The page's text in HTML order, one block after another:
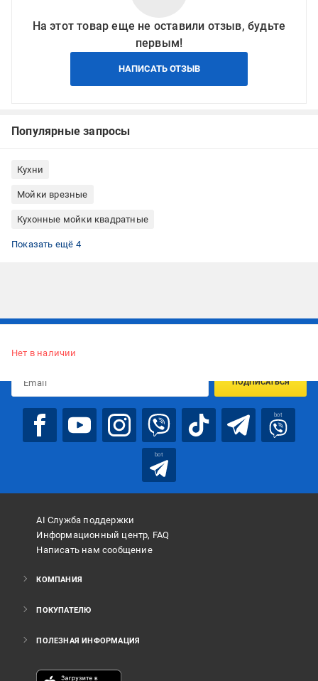
На этот товар еще не оставили отзыв, будьте
первым!
НАПИСАТЬ ОТЗЫВ
Популярные запросы
Кухни
Мойки врезные
Кухонные мойки квадратные
Мойки из гранита
Мойки для кухни Deante
Мойки на кухню врезные квадратные
Мойки врезные гранитные для кухни
Показать ещё 4
Нет в наличии
ПОДПИСАТЬСЯ
bot
bot
AI Служба поддержки
Информационный центр, FAQ
Написать нам сообщение
КОМПАНИЯ
ПОКУПАТЕЛЮ
ПОЛЕЗНАЯ ИНФОРМАЦИЯ